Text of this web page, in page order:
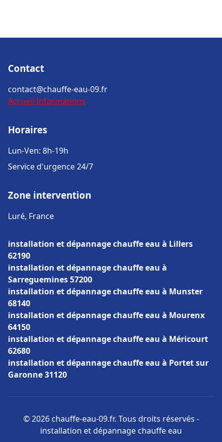
Contact
contact@chauffe-eau-09.fr
Accueil Informations
Horaires
Lun-Ven: 8h-19h
Service d'urgence 24/7
Zone intervention
Luré, France
installation et dépannage chauffe eau à Lillers
62190
installation et dépannage chauffe eau à
Sarreguemines 57200
installation et dépannage chauffe eau à Munster
68140
installation et dépannage chauffe eau à Mourenx
64150
installation et dépannage chauffe eau à Méricourt
62680
installation et dépannage chauffe eau à Portet sur
Garonne 31120
© 2026 chauffe-eau-09.fr. Tous droits réservés -
installation et dépannage chauffe eau